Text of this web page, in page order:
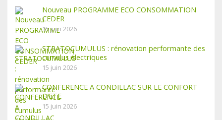
Nouveau PROGRAMME ECO CONSOMMATION
CEDER
15 juin 2026
STRATOCUMULUS : rénovation performante des
cumulus électriques
15 juin 2026
CONFERENCE A CONDILLAC SUR LE CONFORT
D’ETE
15 juin 2026